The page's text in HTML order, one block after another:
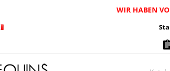
WIR HABEN